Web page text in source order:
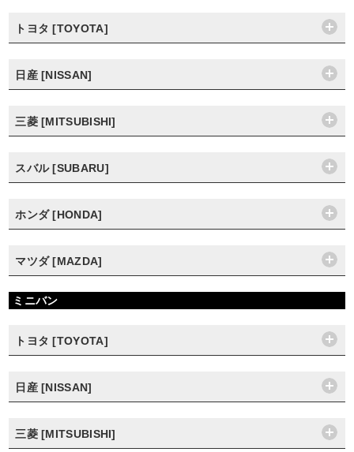
トヨタ [TOYOTA]
日産 [NISSAN]
三菱 [MITSUBISHI]
スバル [SUBARU]
ホンダ [HONDA]
マツダ [MAZDA]
ミニバン
トヨタ [TOYOTA]
日産 [NISSAN]
三菱 [MITSUBISHI]